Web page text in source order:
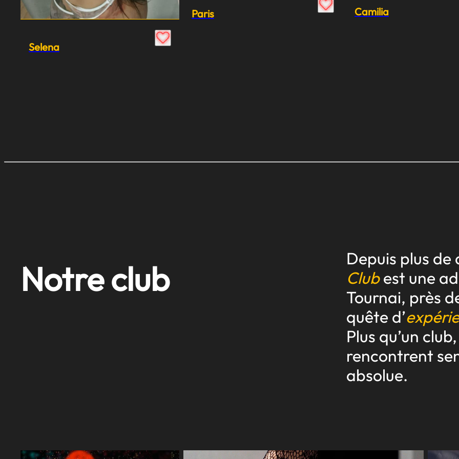
Selena
Paris Camilia
Notre club
Depuis plus
Clubest une
Tournai, près
quête d’
Plus qu’un
rencontrent
absolue.